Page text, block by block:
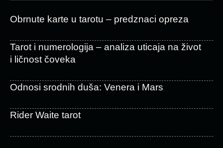
Obrnute karte u tarotu – predznaci opreza
Tarot i numerologija – analiza uticaja na život
i ličnost čoveka
Odnosi srodnih duša: Venera i Mars
Rider Waite tarot